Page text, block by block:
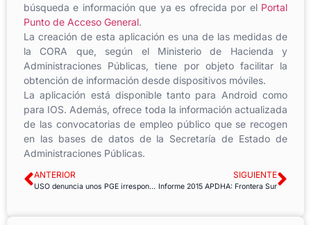
búsqueda e información que ya es ofrecida por el Portal
Punto de Acceso General.
La creación de esta aplicación es una de las medidas de
la CORA que, según el Ministerio de Hacienda y
Administraciones Públicas, tiene por objeto facilitar la
obtención de información desde dispositivos móviles.
La aplicación está disponible tanto para Android como
para IOS. Además, ofrece toda la información actualizada
de las convocatorias de empleo público que se recogen
en las bases de datos de la Secretaría de Estado de
Administraciones Públicas.
ANTERIOR
USO denuncia unos PGE irresponsables
SIGUIENTE
Informe 2015 APDHA: Frontera Sur